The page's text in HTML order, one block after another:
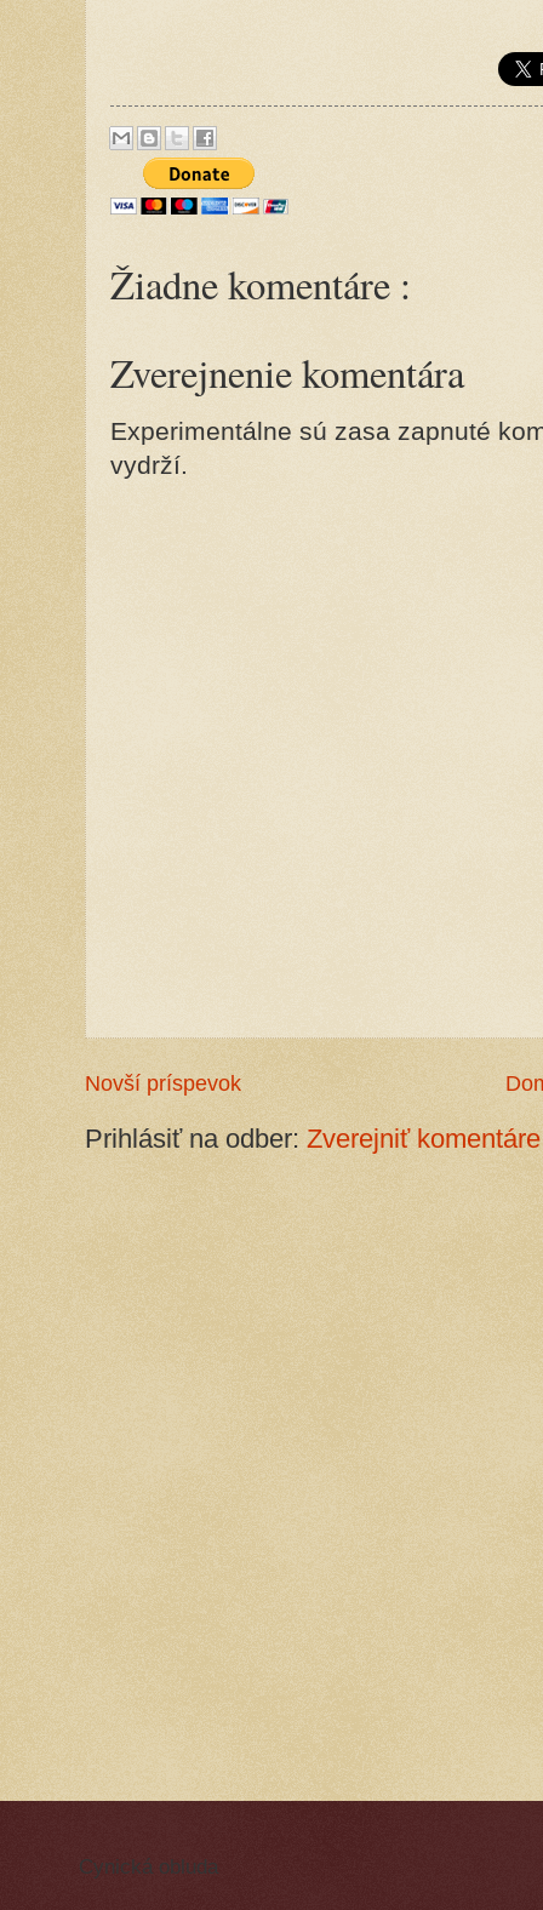
Žiadne komentáre :
Zverejnenie komentára
Experimentálne sú zasa zapnuté
vydrží.
Novší príspevok
Prihlásiť na odber: Zverejniť
Cynická obluda